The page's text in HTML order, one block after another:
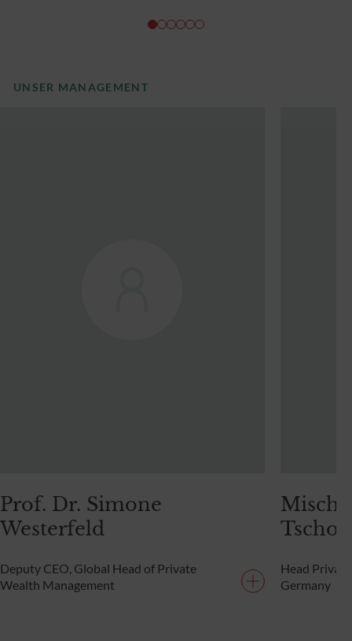
UNSER MANAGEMENT
Prof. Dr. Simone
Westerfeld
Deputy CEO, Global Head of Private
Wealth Management
Mischa
Head
Germany